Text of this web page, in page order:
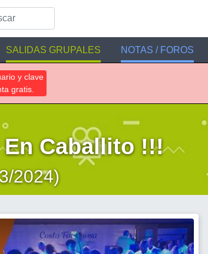
SALIDAS GRUPALES NOTAS / FOROS
y clave
gratis.
Caballito !!!
2024)